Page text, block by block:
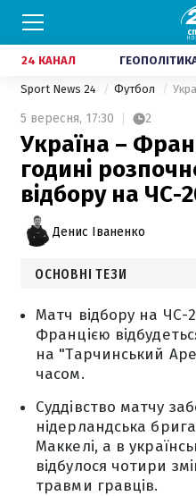
24 КАНАЛ
Sport News 24 Футбол
5 вересня, 17:30 2
Україна –
годині
відбору на ЧС-
Денис Іваненко
ОСНОВНІ ТЕЗИ
Матч відбору на ЧС-
Францією
на "Тарчинський
часом.
Суддівство матчу
нідерландська
Маккелі, а в
відбулося чотири
травми гравців.